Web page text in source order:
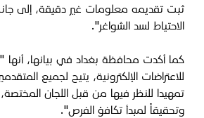
ثبت تقديمه معلومات غير دقيقة، إلى
الاحتياط لسد الشواغر".
كما أكدت محافظة بغداد في بيانها، أنها
للاعتراضات الإلكترونية، يتيح لجميع
تمهيدا للنظر فيها من قبل اللجان
وتحقيقاً لمبدأ تكافؤ الفرص".